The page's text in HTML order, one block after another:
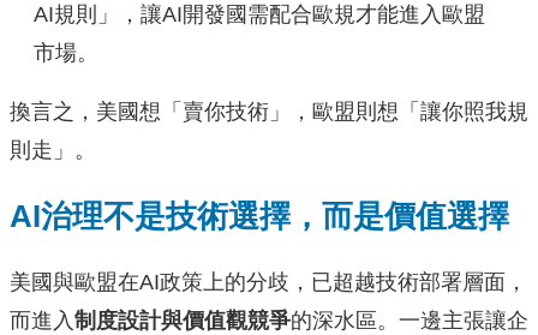
AI規則」，讓AI開發國需配合歐規才能進入歐盟
市場。
換言之，美國想「賣你技術」，歐盟則想「讓你照我規
則走」。
AI治理不是技術選擇，而是價值選擇
美國與歐盟在AI政策上的分歧，已超越技術部署層面，
而進入制度設計與價值觀競爭的深水區。一邊主張讓企